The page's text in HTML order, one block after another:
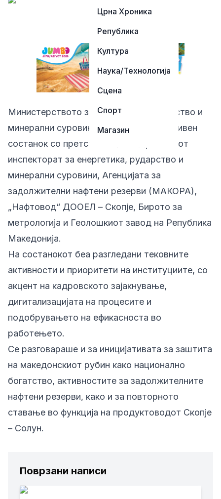
Црна Хроника
Република
Култура
Наука/Технологија
Сцена
Спорт
Магазин
Министерството за енергетика, рударство и
минерални суровини одржа координативен
состанок со претставници на Државниот
инспекторат за енергетика, рударство и
минерални суровини, Агенцијата за
задолжителни нафтени резерви (МАКОРА),
„Нафтовод“ ДООЕЛ – Скопје, Бирото за
метрологија и Геолошкиот завод на Република
Македонија.
На состанокот беа разгледани тековните
активности и приоритети на институциите, со
акцент на кадровското зајакнување,
дигитализацијата на процесите и
подобрувањето на ефикасноста во
работењето.
Се разговараше и за иницијативата за заштита
на македонскиот рубин како национално
богатство, активностите за задолжителните
нафтени резерви, како и за повторното
ставање во функција на продуктоводот Скопје
– Солун.
Поврзани написи